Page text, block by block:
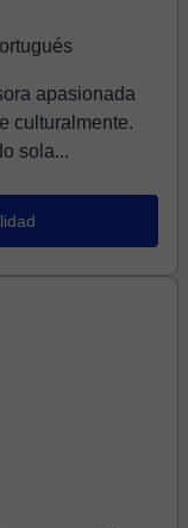
apasionada
culturalmente.
sola...